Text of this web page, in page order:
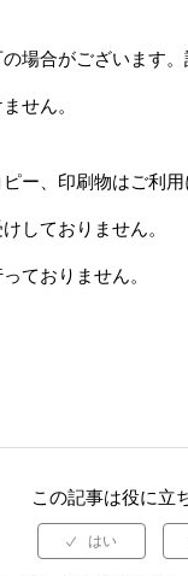
場合がございます。
せん。
ー、印刷物はご利用
しておりません。
ておりません。
この記事は役に立